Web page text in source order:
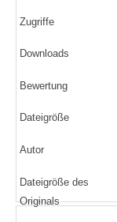
Zugriffe
Downloads
Bewertung
Dateigröße
Autor
Dateigröße des
Originals